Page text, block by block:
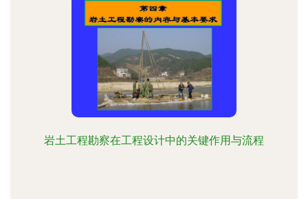
岩土工程勘察在工程设计中的关键作用与流程